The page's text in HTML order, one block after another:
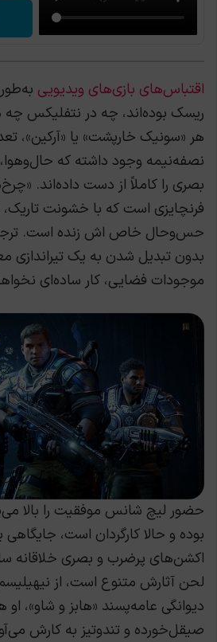
اقتباس‌های بازی‌های ویدیویی
ریسک بوده‌اند، چه در نتفلیکس چه
هر «سونیک خارپشت» یا «آرکین»،
نصفه‌نیمه وجود داشته که
بصری را کاملاً از دست داده‌اند.
فرنچایزی است که با خشونت تاریک،
حس‌وحال خاص اش زنده است.
بدون تبدیل شدن به یک تیراندازی
موجودات فضایی، کار ساده‌ای
حضور لیچ شانس موفقیت را بالا
بوده و حالا کارگردان است،
اکشن‌های پرضرب و بصری خلاقانه
لحن آثارش متنوع است، از
دیوانگی عامه‌پسند «هابز و شاو»،
صیقل‌خورده و تندوتیز به کارش